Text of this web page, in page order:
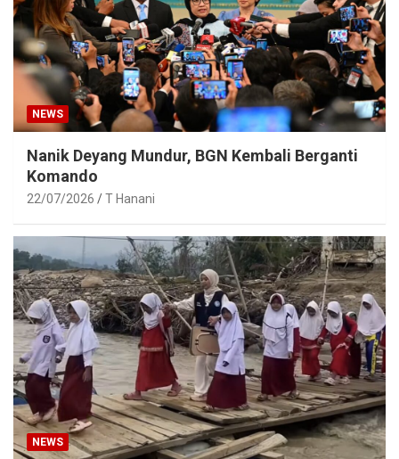
NEWS
Nanik Deyang Mundur, BGN Kembali Berganti
Komando
22/07/2026 T Hanani
NEWS